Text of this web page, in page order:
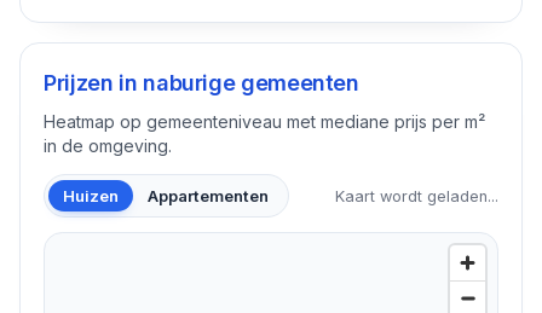
Prijzen in naburige gemeenten
Heatmap op gemeenteniveau met mediane prijs per m²
in de omgeving.
Huizen Appartementen Kaart wordt geladen...